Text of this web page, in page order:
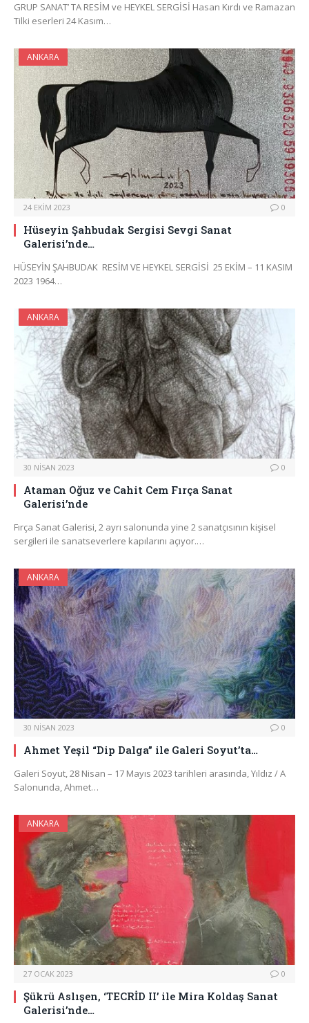
GRUP SANAT’ TA RESİM ve HEYKEL SERGİSİ Hasan Kırdı ve Ramazan
Tilki eserleri 24 Kasım…
ANKARA
24 EKIM 2023 0
Hüseyin Şahbudak Sergisi Sevgi Sanat
Galerisi’nde…
HÜSEYİN ŞAHBUDAK ​ RESİM VE HEYKEL SERGİSİ ​ 25 EKİM – 11 KASIM
2023 1964…
ANKARA
30 NISAN 2023 0
Ataman Oğuz ve Cahit Cem Fırça Sanat
Galerisi’nde
Fırça Sanat Galerisi, 2 ayrı salonunda yine 2 sanatçısının kişisel
sergileri ile sanatseverlere kapılarını açıyor.…
ANKARA
30 NISAN 2023 0
Ahmet Yeşil “Dip Dalga” ile Galeri Soyut’ta…
Galeri Soyut, 28 Nisan – 17 Mayıs 2023 tarihleri arasında, Yıldız / A
Salonunda, Ahmet…
ANKARA
27 OCAK 2023 0
Şükrü Aslışen, ‘TECRİD II’ ile Mira Koldaş Sanat
Galerisi’nde…